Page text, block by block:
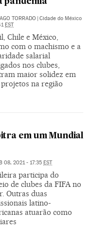
pandemia
TORRADO
Cidade do México
EST
Chile e México,
com o machismo e a
salarial
nos clubes,
maior solidez em
projetos na região
em um Mundial
08, 2021 - 17:35 EST
participa do
de clubes da FIFA no
Outras duas
latino-
atuarão como